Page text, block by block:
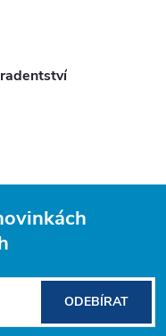
ODEBÍRAT